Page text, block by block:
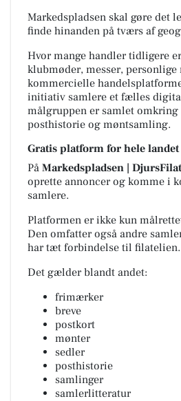
Markedspladsen skal gøre det
finde hinanden på tværs af
Hvor mange handler tidligere
klubmøder, messer,
kommercielle
initiativ samlere et fælles
målgruppen er samlet
posthistorie og møntsamling.
Gratis platform for hele landet
På Markedspladsen |
oprette annoncer og komme i
samlere.
Platformen er ikke kun
Den omfatter også andre
har tæt forbindelse til filatelien.
Det gælder blandt andet:
frimærker
breve
postkort
mønter
sedler
posthistorie
samlinger
samlerlitteratur